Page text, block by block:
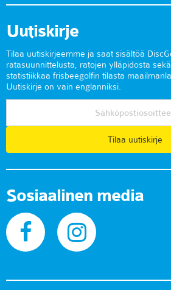
Uutiskirje
Tilaa uutiskirjeemme ja saat sisältöä
ratasuunnittelusta, ratojen ylläpidosta
statistiikkaa frisbeegolfin tilasta
Uutiskirje on vain englanniksi.
Tilaa uutiskirje
Sosiaalinen media